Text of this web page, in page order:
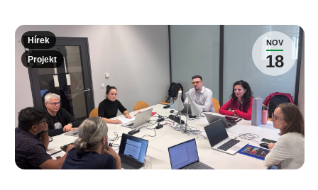
NOV
18
Hírek
Projekt